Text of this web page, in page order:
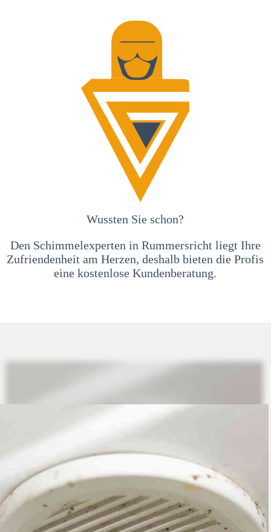
Wussten Sie schon?
Den Schimmelexperten in Rummersricht liegt Ihre
Zufriendenheit am Herzen, deshalb bieten die Profis
eine kostenlose Kundenberatung.